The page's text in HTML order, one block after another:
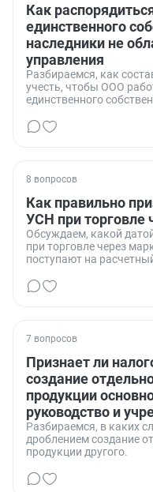
Как
единственного
наследники не
управления
Разбираемся, как
учесть, чтобы ООО
единственного
8 вопросов
Как правильно
УСН при торговле
Обсуждаем, какой
при торговле через
поступают на
7 вопросов
Признает ли
создание
продукции
руководство и
Разбираемся, в каких
дроблением создание
продукции другого.